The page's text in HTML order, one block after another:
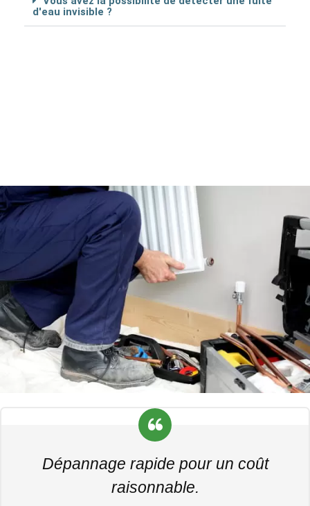
d'eau invisible ?
Dépannage rapide pour un coût
raisonnable.